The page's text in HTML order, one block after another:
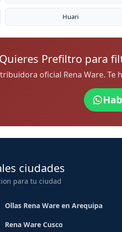
Huari
Prefiltro para
oficial Rena Ware.
ciudades
para tu ciudad
Ollas Rena Ware en Arequipa
Rena Ware Cusco